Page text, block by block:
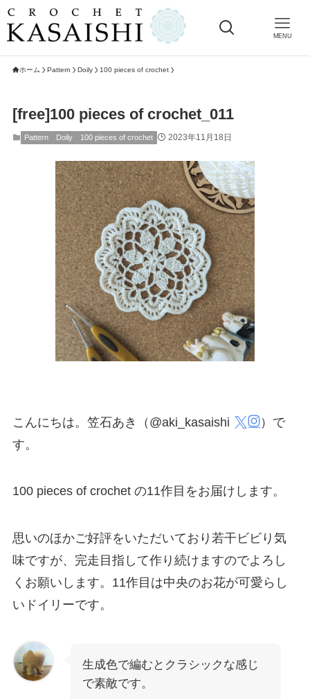
MENU
ホーム Pattern Doily 100 pieces of crochet
[free]100 pieces of crochet_011
Pattern Doily 100 pieces of crochet 2023年11月18日
こんにちは。笠石あき（@aki_kasaishi
）で
す。
100 pieces of crochet の11作目をお届けします。
思いのほかご好評をいただいており若干ビビり気
味ですが、完走目指して作り続けますのでよろし
くお願いします。11作目は中央のお花が可愛らし
いドイリーです。
生成色で編むとクラシックな感じ
で素敵です。